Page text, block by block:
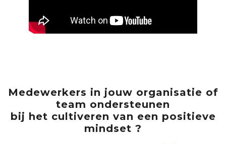
Medewerkers in jouw organisatie of
team ondersteunen
bij het cultiveren van een positieve
mindset ?